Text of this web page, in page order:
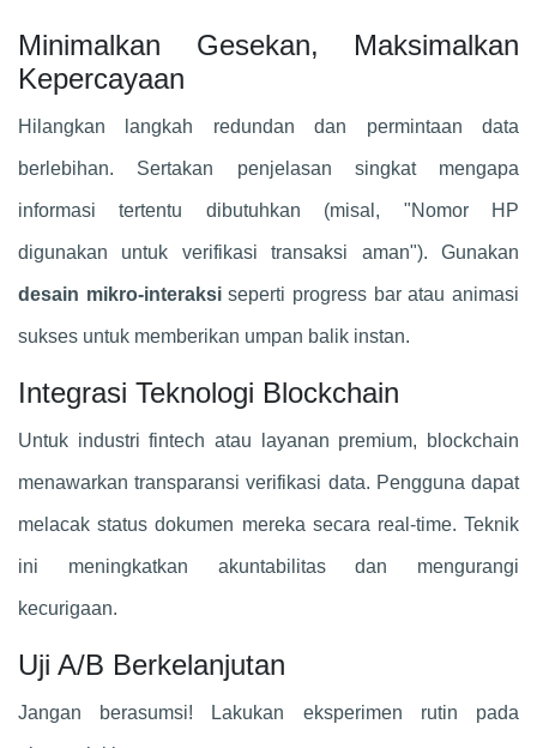
Minimalkan Gesekan, Maksimalkan
Kepercayaan
Hilangkan langkah redundan dan permintaan data
berlebihan. Sertakan penjelasan singkat mengapa
informasi tertentu dibutuhkan (misal, "Nomor HP
digunakan untuk verifikasi transaksi aman"). Gunakan
desain mikro-interaksiseperti progress bar atau animasi
sukses untuk memberikan umpan balik instan.
Integrasi Teknologi Blockchain
Untuk industri fintech atau layanan premium, blockchain
menawarkan transparansi verifikasi data. Pengguna dapat
melacak status dokumen mereka secara real-time. Teknik
ini meningkatkan akuntabilitas dan mengurangi
kecurigaan.
Uji A/B Berkelanjutan
Jangan berasumsi! Lakukan eksperimen rutin pada